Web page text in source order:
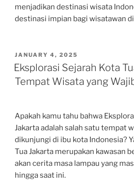
menjadikan destinasi wisata
destinasi impian bagi wisatawan
POSTED
ON
JANUARY 4, 2025
Eksplorasi Sejarah Kota
Tempat Wisata yang
Apakah kamu tahu bahwa
Jakarta adalah salah satu tempat
dikunjungi di ibu kota Indonesia?
Tua Jakarta merupakan kawasan
akan cerita masa lampau yang
hingga saat ini.